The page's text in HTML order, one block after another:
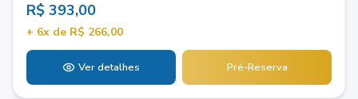
R$ 393,00
+ 6x de R$ 266,00
Ver detalhes Pré-Reserva